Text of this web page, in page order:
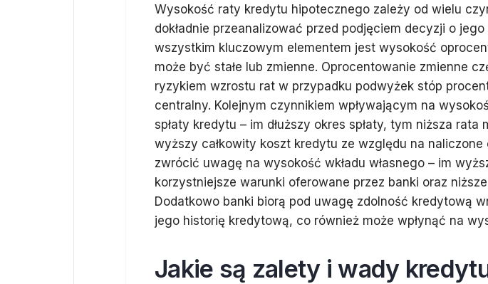
Wysokość raty kredytu hipotecznego zależy od wielu
dokładnie przeanalizować przed podjęciem decyzji o
wszystkim kluczowym elementem jest wysokość
może być stałe lub zmienne. Oprocentowanie zmienne
ryzykiem wzrostu rat w przypadku podwyżek stóp
centralny. Kolejnym czynnikiem wpływającym na
spłaty kredytu – im dłuższy okres spłaty, tym niższa rata
wyższy całkowity koszt kredytu ze względu na naliczone
zwrócić uwagę na wysokość wkładu własnego – im
korzystniejsze warunki oferowane przez banki oraz
Dodatkowo banki biorą pod uwagę zdolność kredytową
jego historię kredytową, co również może wpłynąć na
Jakie są zalety i wady